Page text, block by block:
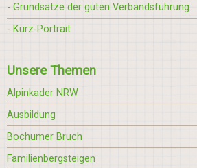
- Grundsätze der guten Verbandsführung
- Kurz-Portrait
Unsere Themen
Alpinkader NRW
Ausbildung
Bochumer Bruch
Familienbergsteigen